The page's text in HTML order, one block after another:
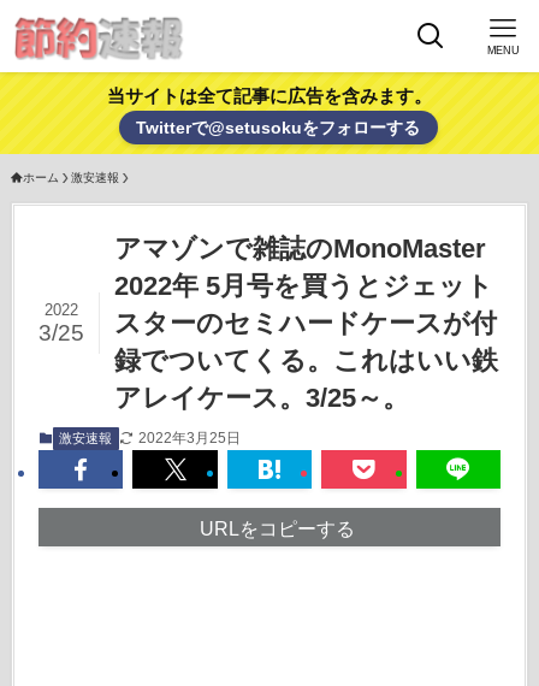
MENU
当サイトは全て記事に広告を含みます。
Twitterで@setusokuをフォローする
ホーム 激安速報
アマゾンで雑誌のMonoMaster
2022年 5月号を買うとジェット
スターのセミハードケースが付
録でついてくる。これはいい鉄
アレイケース。3/25～。
2022
3/25
激安速報 2022年3月25日
URLをコピーする